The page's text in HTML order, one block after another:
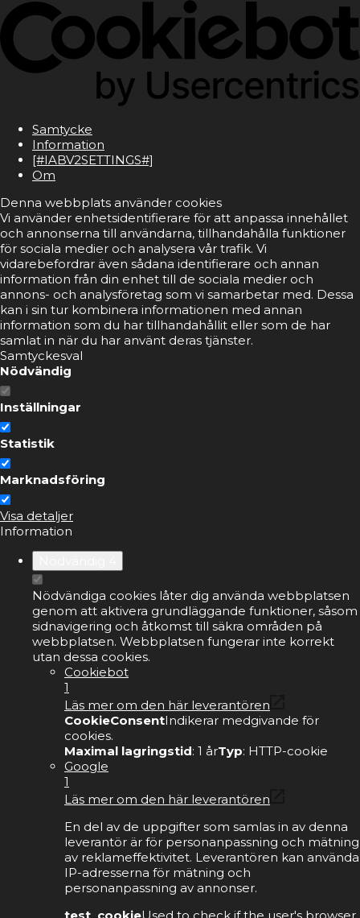
Samtycke
Information
[#IABV2SETTINGS#]
Om
Denna webbplats använder cookies
Vi använder enhetsidentifierare för att anpassa innehållet
och annonserna till användarna, tillhandahålla funktioner
för sociala medier och analysera vår trafik. Vi
vidarebefordrar även sådana identifierare och annan
information från din enhet till de sociala medier och
annons- och analysföretag som vi samarbetar med. Dessa
kan i sin tur kombinera informationen med annan
information som du har tillhandahållit eller som de har
samlat in när du har använt deras tjänster.
Samtyckesval
Nödvändig
Inställningar
Statistik
Marknadsföring
Visa detaljer
Information
Nödvändiga cookies låter dig använda webbplatsen
genom att aktivera grundläggande funktioner, såsom
sidnavigering och åtkomst till säkra områden på
webbplatsen. Webbplatsen fungerar inte korrekt
utan dessa cookies.
Cookiebot
1
Läs mer om den här leverantören
CookieConsentIndikerar medgivande för
cookies.
Maximal lagringstid: 1 årTyp: HTTP-cookie
Google
1
Läs mer om den här leverantören
En del av de uppgifter som samlas in av denna
leverantör är för personanpassning och mätning
av reklameffektivitet. Leverantören kan använda
IP-adresserna för mätning och
personanpassning av annonser.